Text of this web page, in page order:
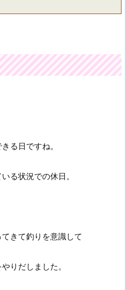
る日ですね。
る状況での休日。
きて釣りを意識して
りだしました。